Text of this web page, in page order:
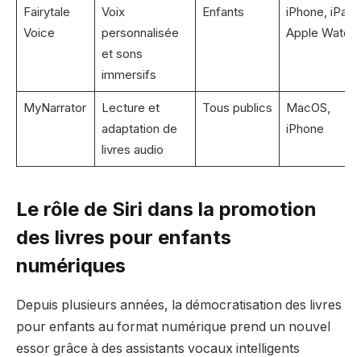
Fairytale
Voice
Voix
personnalisée
et sons
immersifs
Enfants
iPhone, iPad,
Apple Watch
MyNarrator
Lecture et
adaptation de
livres audio
Tous publics
MacOS,
iPhone
Le rôle de Siri dans la promotion
des livres pour enfants
numériques
Depuis plusieurs années, la démocratisation des livres
pour enfants au format numérique prend un nouvel
essor grâce à des assistants vocaux intelligents